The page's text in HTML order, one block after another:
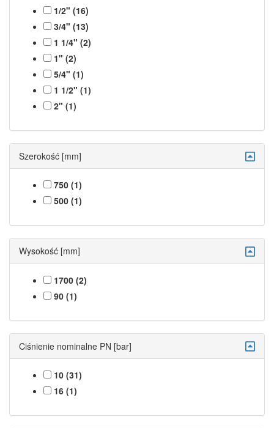
1/2" (16)
3/4" (13)
1 1/4" (2)
1" (2)
5/4" (1)
1 1/2" (1)
2" (1)
Szerokość [mm]
750 (1)
500 (1)
Wysokość [mm]
1700 (2)
90 (1)
Ciśnienie nominalne PN [bar]
10 (31)
16 (1)